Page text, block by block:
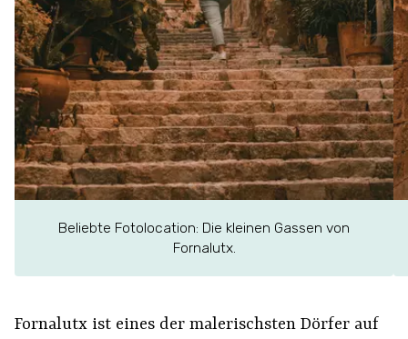
Beliebte Fotolocation: Die kleinen Gassen von
Fornalutx.
Fornalutx ist eines der malerischsten Dörfer auf